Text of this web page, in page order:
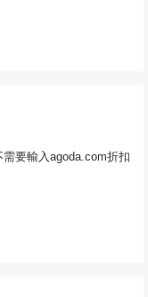
要輸入agoda.com折扣